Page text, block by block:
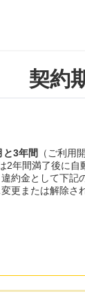
契約
3年間 （ご利用
2年間満了後に
約金として下記
更または解除